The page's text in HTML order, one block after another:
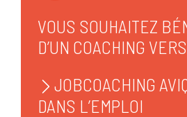
VOUS SOUHAITEZ
D’UN COACHING
JOBCOACHING
DANS L’EMPLOI